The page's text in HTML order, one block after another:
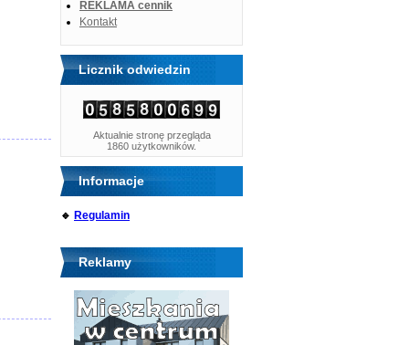
REKLAMA cennik
Kontakt
Licznik odwiedzin
Aktualnie stronę przegląda
1860 użytkowników.
Informacje
🔹 Regulamin
Reklamy